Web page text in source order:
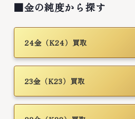
■金の純度から探す
24金（K24）買取
23金（K23）買取